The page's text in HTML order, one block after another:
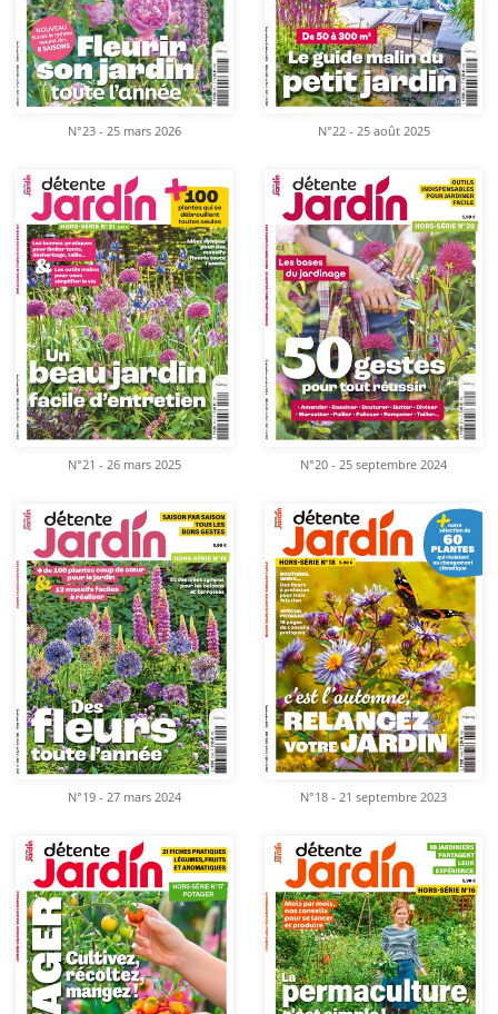
N°23 - 25 mars 2026 N°22 - 25 août 2025
N°21 - 26 mars 2025 N°20 - 25 septembre 2024
N°19 - 27 mars 2024 N°18 - 21 septembre 2023